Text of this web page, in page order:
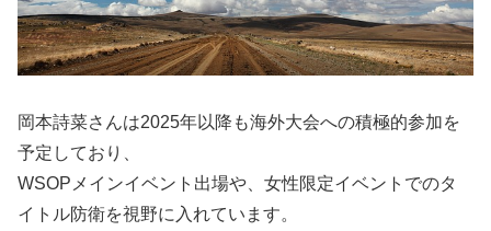
岡本詩菜さんは2025年以降も海外大会への積極的参加を
予定しており、
WSOPメインイベント出場や、女性限定イベントでのタ
イトル防衛を視野に入れています。